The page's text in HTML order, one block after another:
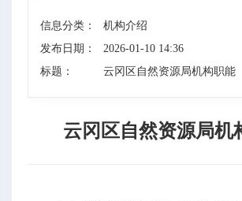
信息分类：
机构介绍
发布日期：
2026-01-10 14:36
标题：
云冈区自然资源局机构职能
云冈区自然资源局机